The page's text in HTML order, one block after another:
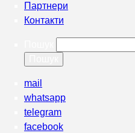
Партнери
Контакти
mail
whatsapp
telegram
facebook